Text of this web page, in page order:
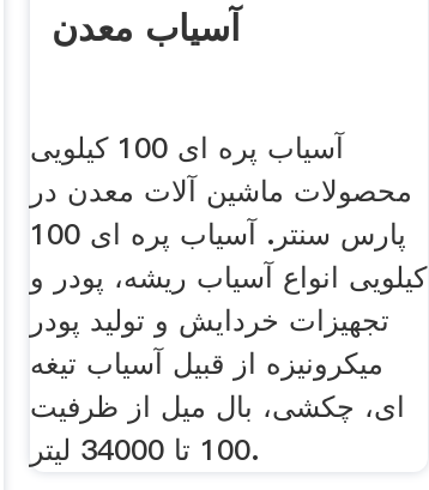
آسیاب معدن
آسیاب پره ای 100 کیلویی
محصولات ماشین آلات معدن در
پارس سنتر. آسیاب پره ای 100
کیلویی انواع آسیاب ریشه، پودر و
تجهیزات خردایش و تولید پودر
میکرونیزه از قبیل آسیاب تیغه
ای، چکشی، بال میل از ظرفیت
100 تا 34000 لیتر.